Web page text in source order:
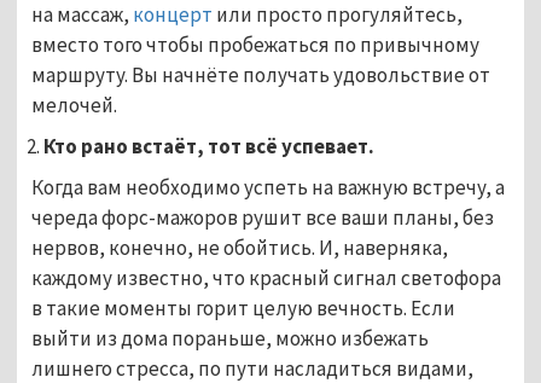
на массаж, концерт или просто прогуляйтесь,
вместо того чтобы пробежаться по привычному
маршруту. Вы начнёте получать удовольствие от
мелочей.
Кто рано встаёт, тот всё успевает.
Когда вам необходимо успеть на важную встречу, а
череда форс-мажоров рушит все ваши планы, без
нервов, конечно, не обойтись. И, наверняка,
каждому известно, что красный сигнал светофора
в такие моменты горит целую вечность. Если
выйти из дома пораньше, можно избежать
лишнего стресса, по пути насладиться видами,